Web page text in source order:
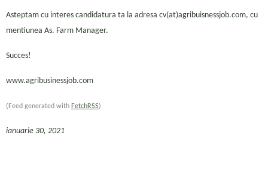
Asteptam cu interes candidatura ta la adresa cv(at)agribuisnessjob.com, cu
mentiunea As. Farm Manager.
Succes!
www.agribusinessjob.com
(Feed generated with FetchRSS)
ianuarie 30, 2021